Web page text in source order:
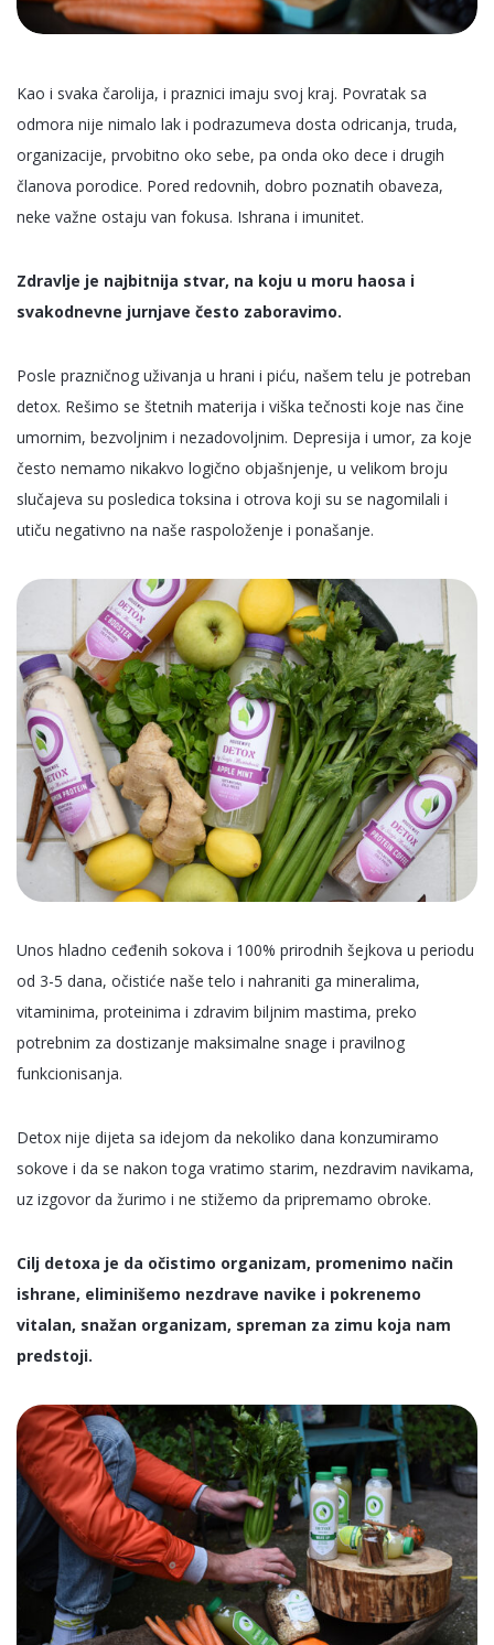
Kao i svaka čarolija, i praznici imaju svoj kraj. Povratak sa
odmora nije nimalo lak i podrazumeva dosta odricanja, truda,
organizacije, prvobitno oko sebe, pa onda oko dece i drugih
članova porodice. Pored redovnih, dobro poznatih obaveza,
neke važne ostaju van fokusa. Ishrana i imunitet.
Zdravlje je najbitnija stvar, na koju u moru haosa i
svakodnevne jurnjave često zaboravimo.
Posle prazničnog uživanja u hrani i piću, našem telu je potreban
detox. Rešimo se štetnih materija i viška tečnosti koje nas čine
umornim, bezvoljnim i nezadovoljnim. Depresija i umor, za koje
često nemamo nikakvo logično objašnjenje, u velikom broju
slučajeva su posledica toksina i otrova koji su se nagomilali i
utiču negativno na naše raspoloženje i ponašanje.
Unos hladno ceđenih sokova i 100% prirodnih šejkova u periodu
od 3-5 dana, očistiće naše telo i nahraniti ga mineralima,
vitaminima, proteinima i zdravim biljnim mastima, preko
potrebnim za dostizanje maksimalne snage i pravilnog
funkcionisanja.
Detox nije dijeta sa idejom da nekoliko dana konzumiramo
sokove i da se nakon toga vratimo starim, nezdravim navikama,
uz izgovor da žurimo i ne stižemo da pripremamo obroke.
Cilj detoxa je da očistimo organizam, promenimo način
ishrane, eliminišemo nezdrave navike i pokrenemo
vitalan, snažan organizam, spreman za zimu koja nam
predstoji.